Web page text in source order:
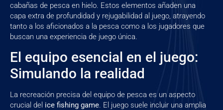
cabañas de pesca en hielo. Estos elementos añaden una
capa extra de profundidad y rejugabilidad al juego, atrayendo
tanto a los aficionados a la pesca como a los jugadores que
buscan una experiencia de juego única.
El equipo esencial en el juego:
Simulando la realidad
La recreación precisa del equipo de pesca es un aspecto
crucial del ice fishing game. El juego suele incluir una amplia